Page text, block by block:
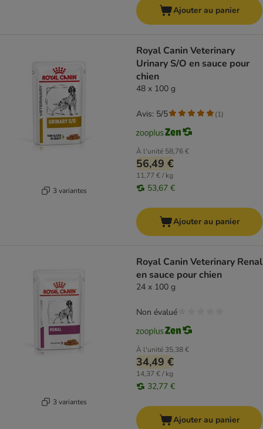
Ajouter au panier
3 variantes
Royal Canin Veterinary
Urinary S/O en sauce pour
chien
48 x 100 g
À l'unité 58,76 €
56,49 €
11,77 € / kg
53,67 €
Avis: 5/5 (1)
Ajouter au panier
3 variantes
Royal Canin Veterinary Renal
en sauce pour chien
24 x 100 g
À l'unité 35,38 €
34,49 €
14,37 € / kg
32,77 €
Non évalué
Ajouter au panier